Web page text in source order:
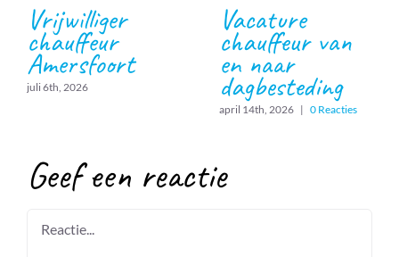
Vrijwilliger
chauffeur
Amersfoort
juli 6th, 2026
Vacature
chauffeur van
en naar
dagbesteding
april 14th, 2026 | 0 Reacties
Geef een reactie